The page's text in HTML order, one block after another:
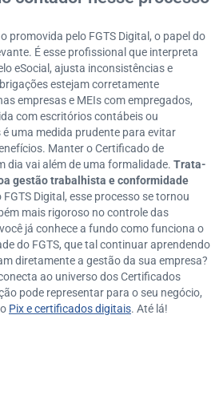
promovida pelo FGTS Digital, o papel do
É esse profissional que interpreta
eSocial, ajusta inconsistências e
estejam corretamente
empresas e MEIs com empregados,
com escritórios contábeis ou
uma medida prudente para evitar
Manter o Certificado de
dia vai além de uma formalidade. Trata-
gestão trabalhista e conformidade
Digital, esse processo se tornou
mais rigoroso no controle das
já conhece a fundo como funciona o
do FGTS, que tal continuar aprendendo
diretamente a gestão da sua empresa?
ao universo dos Certificados
pode representar para o seu negócio,
Pix e certificados digitais. Até lá!